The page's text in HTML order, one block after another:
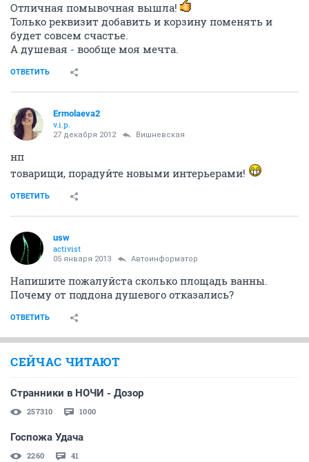
Отличная помывочная вышла!
Только реквизит добавить и корзину поменять и
будет совсем счастье.
А душевая - вообще моя мечта.
ОТВЕТИТЬ
Ermolaeva2
v.i.p.
27 декабря 2012 Вишневская
нп
товарищи, порадуйте новыми интерьерами!
ОТВЕТИТЬ
usw
activist
05 января 2013 Автоинформатор
Напишите пожалуйста сколько площадь ванны.
Почему от поддона душевого отказались?
ОТВЕТИТЬ
СЕЙЧАС ЧИТАЮТ
Странники в НОЧИ - Дозор
257310 1000
Госпожа Удача
2260 41